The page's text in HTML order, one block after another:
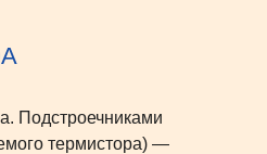
Подстроечниками
термистора) —